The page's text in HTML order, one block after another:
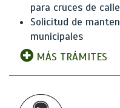
para cruces de
Solicitud de
municipales
MÁS TRÁMITES